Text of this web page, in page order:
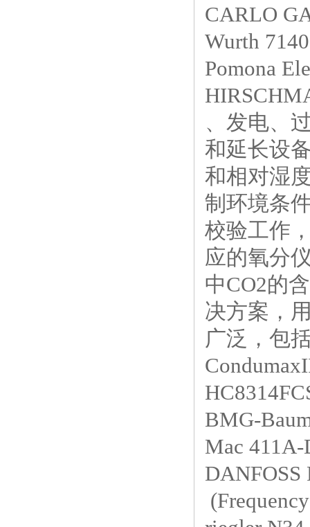
CARLO
Wurth
Pomona
、发电、
和延长设
和相对湿
制环境条
校验工作
应的氧分
中CO2的
决方案，
广泛，包
BMG-
Mac